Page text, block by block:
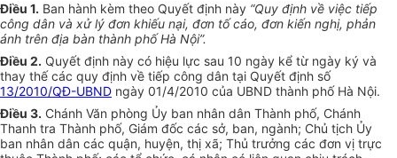
Điều 1. Ban hành kèm theo Quyết định này “Quy định về việc tiếp
công dân và xử lý đơn khiếu nại, đơn tố cáo, đơn kiến nghị, phản
ánh trên địa bàn thành phố Hà Nội”.
Điều 2. Quyết định này có hiệu lực sau 10 ngày kể từ ngày ký và
thay thế các quy định về tiếp công dân tại Quyết định số
13/2010/QĐ-UBND ngày 01/4/2010 của UBND thành phố Hà Nội.
Điều 3. Chánh Văn phòng Ủy ban nhân dân Thành phố, Chánh
Thanh tra Thành phố, Giám đốc các sở, ban, ngành; Chủ tịch Ủy
ban nhân dân các quận, huyện, thị xã; Thủ trưởng các đơn vị trực